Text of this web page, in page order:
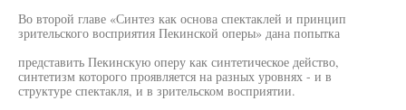
Во второй главе «Синтез как основа спектаклей и принцип
зрительского восприятия Пекинской оперы» дана попытка
представить Пекинскую оперу как синтетическое действо,
синтетизм которого проявляется на разных уровнях - и в
структуре спектакля, и в зрительском восприятии.